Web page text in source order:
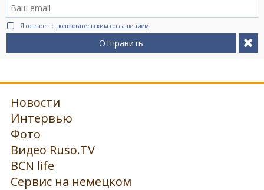
Я согласен с пользовательским соглашением
Отправить
Новости
Интервью
Фото
Видео Ruso.TV
BCN life
Сервис на немецком